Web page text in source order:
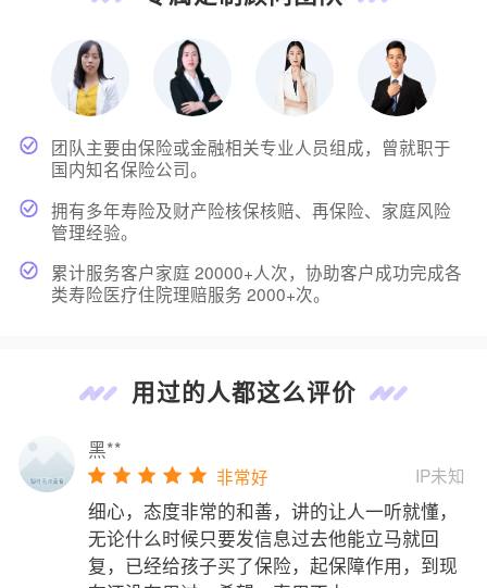
团队主要由保险或金融相关专业人员组成，曾就职于
国内知名保险公司。
拥有多年寿险及财产险核保核赔、再保险、家庭风险
管理经验。
累计服务客户家庭 20000+人次，协助客户成功完成各
类寿险医疗住院理赔服务 2000+次。
用过的人都这么评价
黑**
非常好 IP未知
细心，态度非常的和善，讲的让人一听就懂，
无论什么时候只要发信息过去他能立马就回
复，已经给孩子买了保险，起保障作用，到现